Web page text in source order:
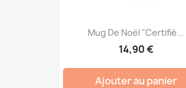
Mug De Noël "Certifié...
14,90 €
Ajouter au panier